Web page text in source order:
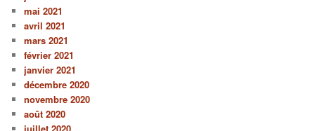
mai 2021
avril 2021
mars 2021
février 2021
janvier 2021
décembre 2020
novembre 2020
août 2020